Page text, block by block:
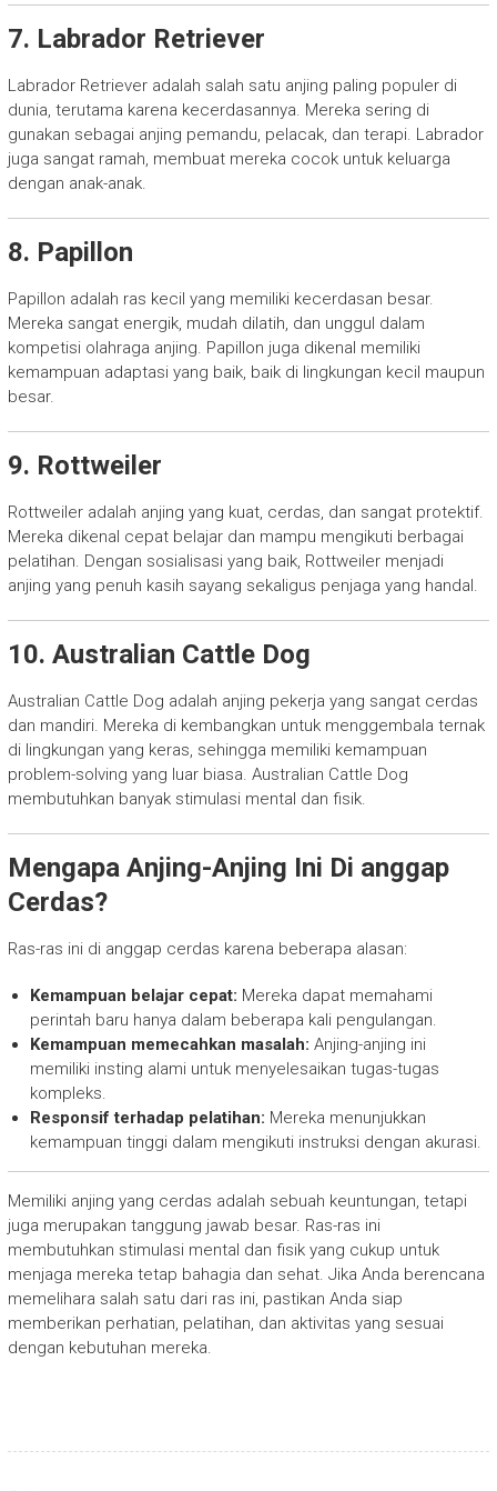
7. Labrador Retriever
Labrador Retriever adalah salah satu anjing paling populer di
dunia, terutama karena kecerdasannya. Mereka sering di
gunakan sebagai anjing pemandu, pelacak, dan terapi. Labrador
juga sangat ramah, membuat mereka cocok untuk keluarga
dengan anak-anak.
8. Papillon
Papillon adalah ras kecil yang memiliki kecerdasan besar.
Mereka sangat energik, mudah dilatih, dan unggul dalam
kompetisi olahraga anjing. Papillon juga dikenal memiliki
kemampuan adaptasi yang baik, baik di lingkungan kecil maupun
besar.
9. Rottweiler
Rottweiler adalah anjing yang kuat, cerdas, dan sangat protektif.
Mereka dikenal cepat belajar dan mampu mengikuti berbagai
pelatihan. Dengan sosialisasi yang baik, Rottweiler menjadi
anjing yang penuh kasih sayang sekaligus penjaga yang handal.
10. Australian Cattle Dog
Australian Cattle Dog adalah anjing pekerja yang sangat cerdas
dan mandiri. Mereka di kembangkan untuk menggembala ternak
di lingkungan yang keras, sehingga memiliki kemampuan
problem-solving yang luar biasa. Australian Cattle Dog
membutuhkan banyak stimulasi mental dan fisik.
Mengapa Anjing-Anjing Ini Di anggap
Cerdas?
Ras-ras ini di anggap cerdas karena beberapa alasan:
Kemampuan belajar cepat: Mereka dapat memahami
perintah baru hanya dalam beberapa kali pengulangan.
Kemampuan memecahkan masalah: Anjing-anjing ini
memiliki insting alami untuk menyelesaikan tugas-tugas
kompleks.
Responsif terhadap pelatihan: Mereka menunjukkan
kemampuan tinggi dalam mengikuti instruksi dengan akurasi.
Memiliki anjing yang cerdas adalah sebuah keuntungan, tetapi
juga merupakan tanggung jawab besar. Ras-ras ini
membutuhkan stimulasi mental dan fisik yang cukup untuk
menjaga mereka tetap bahagia dan sehat. Jika Anda berencana
memelihara salah satu dari ras ini, pastikan Anda siap
memberikan perhatian, pelatihan, dan aktivitas yang sesuai
dengan kebutuhan mereka.